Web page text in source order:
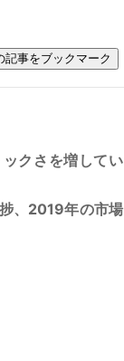
記事をブックマーク
クさを増してい
、2019年の市場